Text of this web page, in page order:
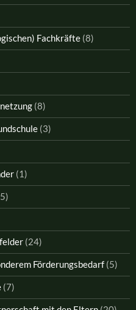
Fachkräfte (8)
(8)
(3)
(1)
(24)
Förderungsbedarf (5)
(7)